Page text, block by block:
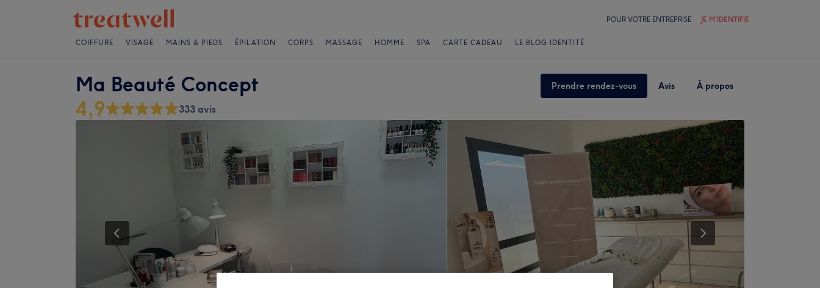
POUR VOTRE ENTREPRISE JE M'IDENTIFIE
COIFFURE VISAGE MAINS & PIEDS ÉPILATION CORPS MASSAGE HOMME SPA CARTE CADEAU LE BLOG IDENTITÉ
Ma Beauté Concept Prendre rendez-vous Avis À propos
4,9 333 avis